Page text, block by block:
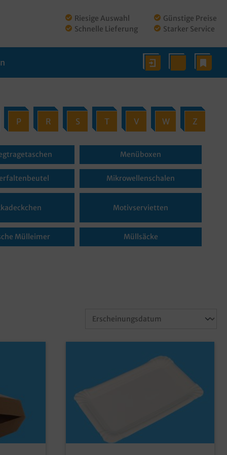
Riesige Auswahl
Schnelle Lieferung
Günstige Preise
Starker Service
P R S T V W Z
Menüboxen
Mikrowellenschalen
Motivservietten
Mülleimer Müllsäcke